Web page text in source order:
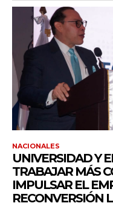
NACIONALES
UNIVERSIDAD Y
TRABAJAR MÁS
IMPULSAR EL
RECONVERSIÓN